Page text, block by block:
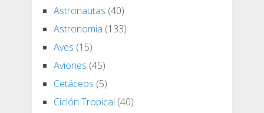
Astronautas (40)
Astronomia (133)
Aves (15)
Aviones (45)
Cetáceos (5)
Ciclón Tropical (40)